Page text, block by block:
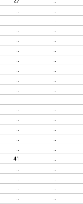
.. ..
.. ..
.. ..
.. ..
.. ..
.. ..
.. ..
.. ..
.. ..
.. ..
.. ..
.. ..
.. ..
.. ..
.. ..
41 ..
.. ..
.. ..
.. ..
.. ..